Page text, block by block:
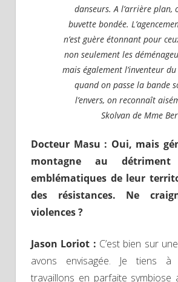
danseurs. A l’arrière plan,
buvette bondée.
n’est guère étonnant pour
non seulement les
mais également l’inventeur
quand on passe la bande
l’envers, on reconnaît
Skolvan de Mme
Docteur Masu : Oui, mais
montagne au détriment
emblématiques de leur
des résistances. Ne
violences ?
Jason Loriot : C’est bien sur
avons envisagée. Je tiens
travaillons en parfaite symbiose